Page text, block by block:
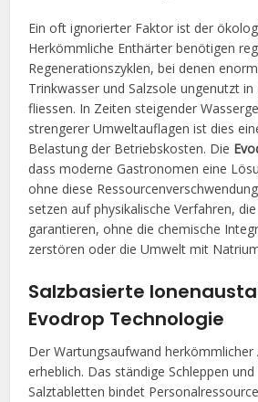
Ein oft ignorierter Faktor ist der
Herkömmliche Enthärter benötigen
Regenerationszyklen, bei denen
Trinkwasser und Salzsole ungenutzt
fliessen. In Zeiten steigender
strengerer Umweltauflagen ist dies
Belastung der Betriebskosten. Die
dass moderne Gastronomen eine
ohne diese
setzen auf physikalische Verfahren,
garantieren, ohne die chemische
zerstören oder die Umwelt mit
Salzbasierte
Evodrop Technologie
Der Wartungsaufwand herkömmlicher
erheblich. Das ständige Schleppen
Salztabletten bindet